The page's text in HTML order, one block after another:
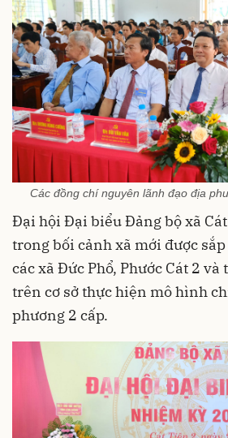
Các đồng chí nguyên lãnh đạo địa
Đại hội Đại biểu Đảng bộ xã
trong bối cảnh xã mới được
các xã Đức Phổ, Phước Cát 2
trên cơ sở thực hiện mô hình
phương 2 cấp.